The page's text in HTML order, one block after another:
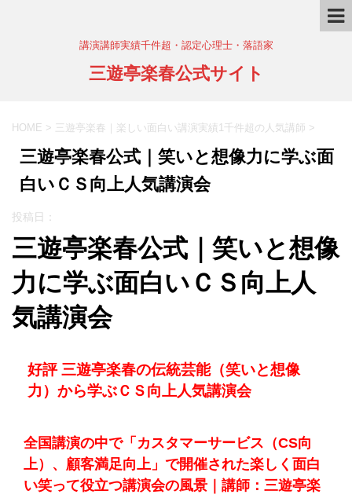
講演講師実績千件超・認定心理士・落語家
三遊亭楽春公式サイト
HOME > 三遊亭楽春｜楽しい面白い講演実績1千件超の人気講師 >
三遊亭楽春公式｜笑いと想像力に学ぶ面
白いＣＳ向上人気講演会
投稿日：
三遊亭楽春公式｜笑いと想像
力に学ぶ面白いＣＳ向上人
気講演会
好評 三遊亭楽春の伝統芸能（笑いと想像
力）から学ぶＣＳ向上人気講演会
全国講演の中で「カスタマーサービス（CS向
上）、顧客満足向上」で開催された楽しく面白
い笑って役立つ講演会の風景｜講師：三遊亭楽